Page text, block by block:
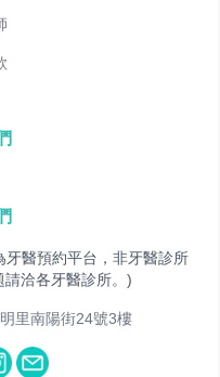
牙醫預約平台，非牙醫診所
洽各牙醫診所。)
里南陽街24號3樓